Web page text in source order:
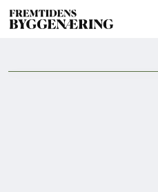
Arendalsuka